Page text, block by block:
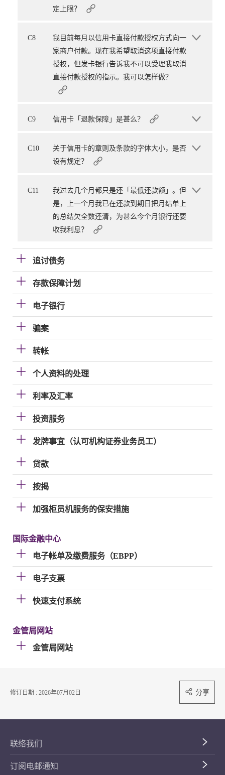
定上限？
C8
我目前每月以信用卡直接付款授权方式向一
家商户付款。现在我希望取消这项直接付款
授权，但发卡银行告诉我不可以受理我取消
直接付款授权的指示。我可以怎样做？
C9 信用卡「退款保障」是甚么？
C10
关于信用卡的章则及条款的字体大小，是否
设有规定？
C11
我过去几个月都只是还「最低还款额」。但
是，上一个月我已在还款到期日把月结单上
的总结欠全数还清，为甚么今个月银行还要
收我利息？
追讨债务
存款保障计划
电子银行
骗案
转帐
个人资料的处理
利率及汇率
投资服务
发牌事宜（认可机构证券业务员工）
贷款
按揭
加强柜员机服务的保安措施
国际金融中心
电子帐单及缴费服务（EBPP）
电子支票
快速支付系统
金管局网站
金管局网站
修订日期 : 2026年07月02日 分享
联络我们
订阅电邮通知